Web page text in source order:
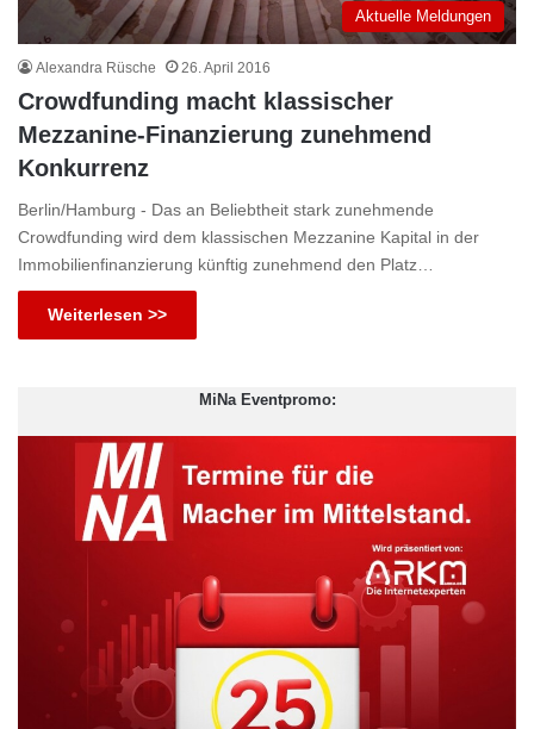
Aktuelle Meldungen
Alexandra Rüsche 26. April 2016
Crowdfunding macht klassischer
Mezzanine-Finanzierung zunehmend
Konkurrenz
Berlin/Hamburg - Das an Beliebtheit stark zunehmende
Crowdfunding wird dem klassischen Mezzanine Kapital in der
Immobilienfinanzierung künftig zunehmend den Platz…
Weiterlesen >>
MiNa Eventpromo: